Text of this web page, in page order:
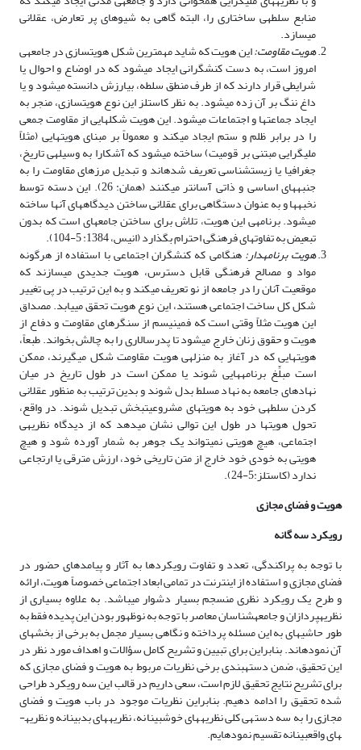
منابع سلطه­ی ساختاری را، البته گاهی به شیوه‏ای پر تعارض، عقلانی
می‏سازد.
هویت مقاومت:این هویت که شاید مهمترین شکل هویت‏سازی در جامعه­ی
امروز است، به دست کنشگرانی ایجاد می‏شود که در اوضاع و احوال یا
شرایطی قرار دارند که از طرف منطق سلطه، بی‏ارزش دانسته می‏شود و یا
داغ ننگ بر آن زده می‏شود. به نظر کاستلز این نوع هویت‏سازی، منجر به
ایجاد جماعت­ها و اجتماعات می‏شود. این هویت شکل­هایی از مقاومت جمعی
را در برابر ظلم و ستم ایجاد می‏کند و معمولاً بر مبنای هویت­هایی (مثلاً
ملی‏گرایی مبتنی بر قومیت) ساخته می‏شود که آشکارا به وسیله­ی تاریخ،
جغرافیا یا زیست‏شناسی تعریف شده‏اند و تبدیل مرزهای مقاومت را به
جنبه‏های اساسی و ذاتی آسان­تر می‏کنند (همان: 26). این دسته توسط
نخبه‏ها و به عنوان دستگاهی برای عقلانی ساختن دیدگاه‏های آن­ها ساخته
می‏شود. برنامه­ی این هویت، تلاش برای ساختن جامعه‏ای است که بدون
تبعیض به تفاوت‏های فرهنگی احترام بگذارد (انیس، 1384: 5-104).
هویت برنامه‏دار:هنگامی که کنشگران اجتماعی با استفاده از هرگونه
مواد و مصالح فرهنگی قابل دسترس، هویت جدیدی می‏سازند که
موقعیت آنان را در جامعه از نو تعریف می‏کند و به این ترتیب در پی تغییر
شکل کل ساخت اجتماعی هستند، این نوع هویت تحقق می‏یابد. مصداق
این هویت مثلاً وقتی است که فمینیسم از سنگرهای مقاومت و دفاع از
هویت و حقوق زنان خارج می‏شود تا پدرسالاری را به چالش بخواند. طبعاً،
هویت­هایی که در آغاز به منزله­ی هویت مقاومت شکل می‏گیرند، ممکن
است مبلِّغ برنامه‏هایی شوند یا ممکن است در طول تاریخ در میان
نهادهای جامعه به نهاد مسلط بدل شوند و بدین ترتیب به منظور عقلانی
کردن سلطه­ی خود به هویت­های مشروعیت‏بخش تبدیل شوند. در واقع،
تحول هویت­ها در طول این توالی نشان می‏دهد که از دیدگاه نظریه­ی
اجتماعی، هیچ هویتی نمی‏تواند یک جوهر به شمار آورده شود و هیچ
هویتی به خودی خود خارج از متن تاریخی خود، ارزش مترقی یا ارتجاعی
ندارد (کاستلز:5-24).
هویت و فضای مجازی
رویکرد سه گانه
با توجه به پراکندگی، تعدد و تفاوت رویکردها به آثار و پیامدهای حضور در
فضای مجازی و استفاده از اینترنت در تمامی ابعاد اجتماعی خصوصاً هویت، ارائه
و طرح یک رویکرد نظری منسجم بسیار دشوار می­باشد. به علاوه بسیاری از
نظریه­پردازان و جامعه­شناسان معاصر با توجه به نوظهور بودن این پدیده فقط به
طور حاشیه­ای به این مسئله پرداخته و نگاهی بسیار مجمل به برخی از بخش­های
آن نموده­اند. بنابراین برای تبیین و تشریح کامل سؤالات و اهداف مورد نظر در
این تحقیق، ضمن دسته­بندی برخی نظریات مربوط به هویت و فضای مجازی که
برای تشریح نتایج تحقیق لازم است، سعی داریم در قالب این سه رویکرد طراحی
شده تحقیق را ادامه دهیم. بنابراین نظریات موجود در باب هویت و فضای
مجازی را به سه دسته­ی کلی نظریه­های خوش­بینانه، نظریه­های بدبینانه و نظریه­
های واقع­بینانه تقسیم نموده­ایم.